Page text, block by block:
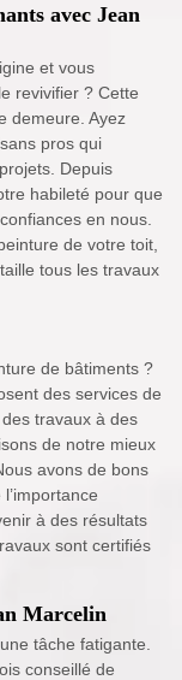
avec Jean
et vous
revivifier ? Cette
demeure. Ayez
pros qui
Depuis
habileté pour que
en nous.
de votre toit,
tous les travaux
de bâtiments ?
des services de
travaux à des
de notre mieux
avons de bons
à des résultats
sont certifiés
Marcelin
tâche fatigante.
conseillé de